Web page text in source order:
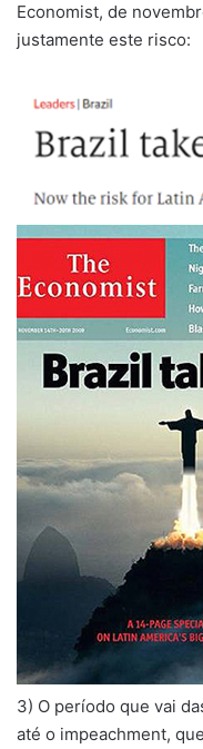
Economist, de
justamente este risco:
3) O período que vai
até o impeachment,